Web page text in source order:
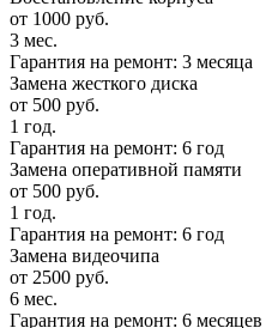
от 1000 руб.
3 мес.
Гарантия на ремонт: 3 месяца
Замена жесткого диска
от 500 руб.
1 год.
Гарантия на ремонт: 6 год
Замена оперативной памяти
от 500 руб.
1 год.
Гарантия на ремонт: 6 год
Замена видеочипа
от 2500 руб.
6 мес.
Гарантия на ремонт: 6 месяцев